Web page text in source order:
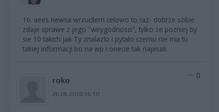
16. aees newsa wrzucilem celowo to raz- dobrze sobie
zdaje sprawe z jego "wirygodnosci", tylko ze pozniej by
sie 10 takich jak Ty znalazlo i pytalo czemu nie ma tu
takiej informacji bo na wp i onecie tak napisali.
roko
26.06.2010 16:10
0